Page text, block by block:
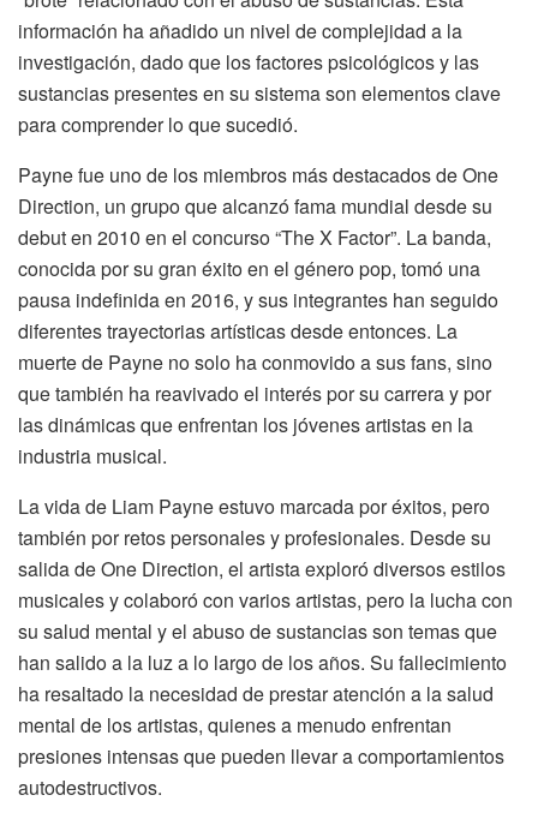
información ha añadido un nivel de complejidad a la
investigación, dado que los factores psicológicos y las
sustancias presentes en su sistema son elementos clave
para comprender lo que sucedió.
Payne fue uno de los miembros más destacados de One
Direction, un grupo que alcanzó fama mundial desde su
debut en 2010 en el concurso “The X Factor”. La banda,
conocida por su gran éxito en el género pop, tomó una
pausa indefinida en 2016, y sus integrantes han seguido
diferentes trayectorias artísticas desde entonces. La
muerte de Payne no solo ha conmovido a sus fans, sino
que también ha reavivado el interés por su carrera y por
las dinámicas que enfrentan los jóvenes artistas en la
industria musical.
La vida de Liam Payne estuvo marcada por éxitos, pero
también por retos personales y profesionales. Desde su
salida de One Direction, el artista exploró diversos estilos
musicales y colaboró con varios artistas, pero la lucha con
su salud mental y el abuso de sustancias son temas que
han salido a la luz a lo largo de los años. Su fallecimiento
ha resaltado la necesidad de prestar atención a la salud
mental de los artistas, quienes a menudo enfrentan
presiones intensas que pueden llevar a comportamientos
autodestructivos.